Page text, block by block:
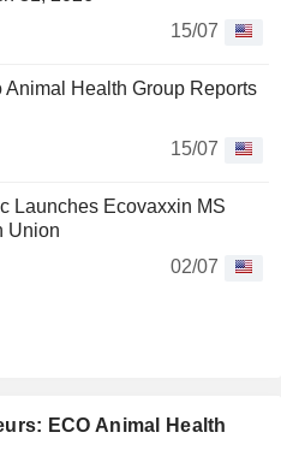
15/07
Health Group Reports
15/07
Launches Ecovaxxin MS
Union
02/07
ECO Animal Health